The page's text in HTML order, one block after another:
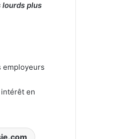
lourds plus
employeurs
en